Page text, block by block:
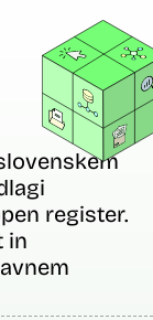
register.
in